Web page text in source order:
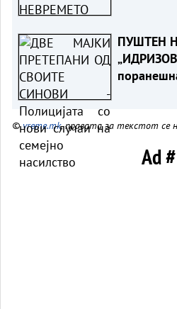
ПУШТЕН
©vreme.mk, правата за текстот се
Ad #